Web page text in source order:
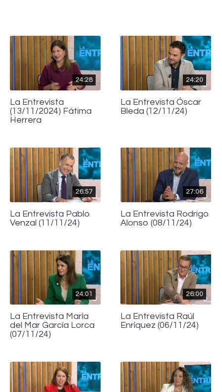
24:28
La Entrevista
(13/11/2024) Fátima
Herrera
24:20
La Entrevista Óscar
Bleda (12/11/24)
26:57
La Entrevista Pablo
Venzal (11/11/24)
27:06
La Entrevista Rodrigo
Alonso (08/11/24)
24:01
La Entrevista María
del Mar García Lorca
(07/11/24)
26:00
La Entrevista Raúl
Enríquez (06/11/24)